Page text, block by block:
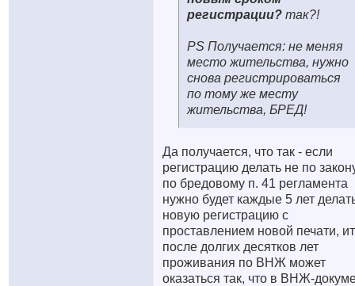
регистрации? так?!
PS Получается: не меняя
место жительства, нужно
снова регистрироваться
по тому же месту
жительства, БРЕД!
Да получается, что так - если
регистрацию делать не по
по бредовому п. 41 регламента
нужно будет каждые 5 лет
новую регистрацию с
проставлением новой печати,
после долгих десятков лет
проживания по ВНЖ может
оказаться так, что в ВНЖ-